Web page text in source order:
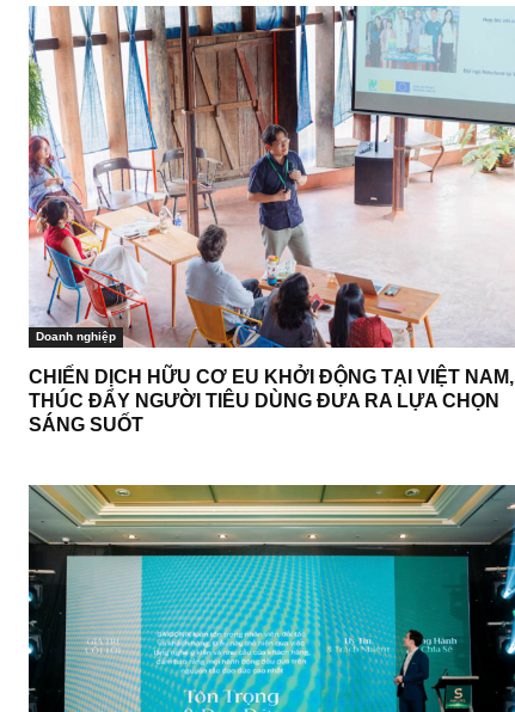
Doanh nghiệp
CHIẾN DỊCH HỮU CƠ EU KHỞI ĐỘNG TẠI VIỆT NAM,
THÚC ĐẨY NGƯỜI TIÊU DÙNG ĐƯA RA LỰA CHỌN
SÁNG SUỐT